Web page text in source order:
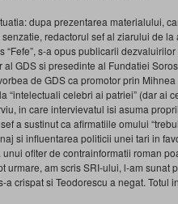
dupa prezentarea materialului,
redactorul sef al ziarului de
s-a opus publicarii
GDS si presedinte al Fundatiei
de GDS ca promotor prin
“intelectuali celebri ai patriei” (dar ai
in care intervievatul isi asuma
a sustinut ca afirmatiile omului
si influentarea politicii unei tari in
ofiter de contrainformatii roman
urmare, am scris SRI-ului, l-am sunat
crispat si Teodorescu a negat. Totul